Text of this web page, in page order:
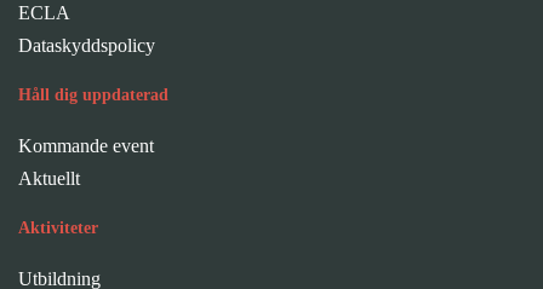
ECLA
Dataskyddspolicy
Håll dig uppdaterad
Kommande event
Aktuellt
Aktiviteter
Utbildning